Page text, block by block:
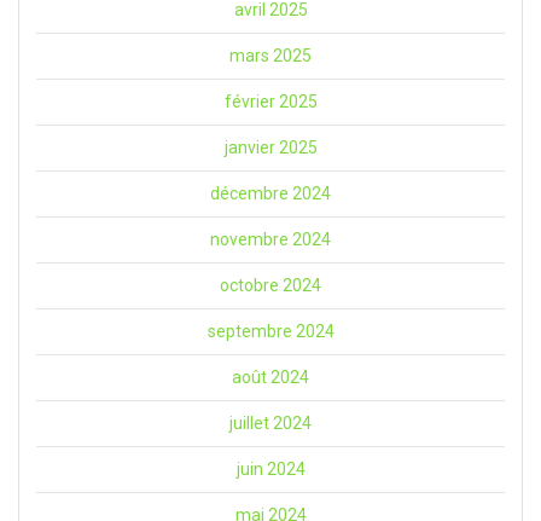
avril 2025
mars 2025
février 2025
janvier 2025
décembre 2024
novembre 2024
octobre 2024
septembre 2024
août 2024
juillet 2024
juin 2024
mai 2024